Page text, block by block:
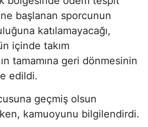
başlanan sporcunun
katılamayacağı,
içinde takım
tamamına geri dönmesinin
edildi.
geçmiş olsun
kamuoyunu bilgilendirdi.